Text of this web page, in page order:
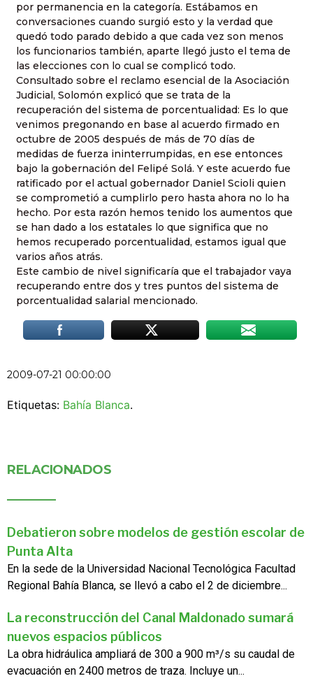
por permanencia en la categoría. Estábamos en
conversaciones cuando surgió esto y la verdad que
quedó todo parado debido a que cada vez son menos
los funcionarios también, aparte llegó justo el tema de
las elecciones con lo cual se complicó todo.
Consultado sobre el reclamo esencial de la Asociación
Judicial, Solomón explicó que se trata de la
recuperación del sistema de porcentualidad: Es lo que
venimos pregonando en base al acuerdo firmado en
octubre de 2005 después de más de 70 días de
medidas de fuerza ininterrumpidas, en ese entonces
bajo la gobernación del Felipé Solá. Y este acuerdo fue
ratificado por el actual gobernador Daniel Scioli quien
se comprometió a cumplirlo pero hasta ahora no lo ha
hecho. Por esta razón hemos tenido los aumentos que
se han dado a los estatales lo que significa que no
hemos recuperado porcentualidad, estamos igual que
varios años atrás.
Este cambio de nivel significaría que el trabajador vaya
recuperando entre dos y tres puntos del sistema de
porcentualidad salarial mencionado.
2009-07-21 00:00:00
Etiquetas: Bahía Blanca.
RELACIONADOS
Debatieron sobre modelos de gestión escolar de
Punta Alta
En la sede de la Universidad Nacional Tecnológica Facultad
Regional Bahía Blanca, se llevó a cabo el 2 de diciembre...
La reconstrucción del Canal Maldonado sumará
nuevos espacios públicos
La obra hidráulica ampliará de 300 a 900 m³/s su caudal de
evacuación en 2400 metros de traza. Incluye un...